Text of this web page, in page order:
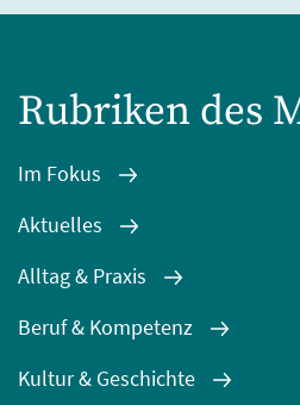
Rubriken des
Im Fokus
Aktuelles
Alltag & Praxis
Beruf & Kompetenz
Kultur & Geschichte